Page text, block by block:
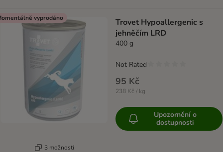
vyprodáno
3 možností
Trovet Hypoallergenic s
jehněčím LRD
400 g
95 Kč
238 Kč / kg
Not Rated
Upozornění o
dostupnosti